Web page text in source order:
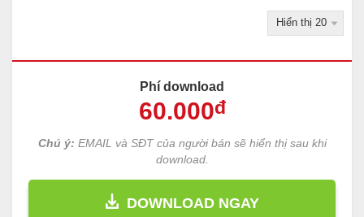
Phí download
60.000đ
Chú ý: EMAIL và SĐT của người bán sẽ hiển thị sau khi
download.
DOWNLOAD NGAY